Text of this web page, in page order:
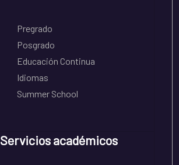
Pregrado
Posgrado
Educación Continua
Idiomas
Summer School
Servicios académicos